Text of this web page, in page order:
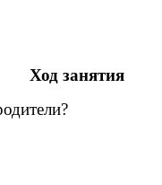
Ход занятия